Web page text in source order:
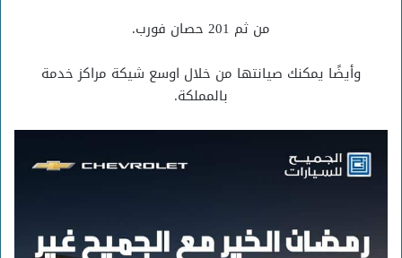
من ثم 201 حصان فورب.
وأيضًا يمكنك صيانتها من خلال اوسع شيكة مراكز خدمة
بالمملكة.